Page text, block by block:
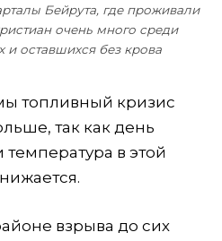
Бейрута, где проживали
очень много среди
и оставшихся без крова
топливный кризис
так как день
температура в этой
взрыва до сих